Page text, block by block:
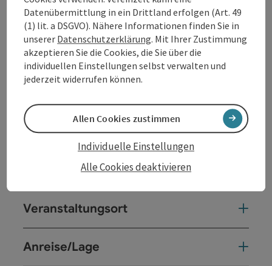
weiß dann gar nicht mehr so genau, ist es die Bill oder
ist es die Piaf, die da auf der Bühne steht? Und
irgendwie spürt man, die Piaf ist eben auch da, wenn
mit so viel Leidenschaft, Herz und
Einfühlungsvermögen ihre Lebens- und
Leidensgeschichte erzählt wird.
Zwei großartige Musiker begleiten Maria Bill durch
diesen Abend: Michael Hornek am Klavier und
Krzysztof Dobrek am Akkordeon.
Veranstaltungsort
Anreise/Lage
Datenübermittlung in ein Drittland erfolgen (Art. 49
(1) lit. a DSGVO). Nähere Informationen finden Sie in
unserer Datenschutzerklärung. Mit Ihrer Zustimmung
akzeptieren Sie die Cookies, die Sie über die
individuellen Einstellungen selbst verwalten und
jederzeit widerrufen können.
Alle Cookies deaktivieren
Individuelle Einstellungen
Allen Cookies zustimmen